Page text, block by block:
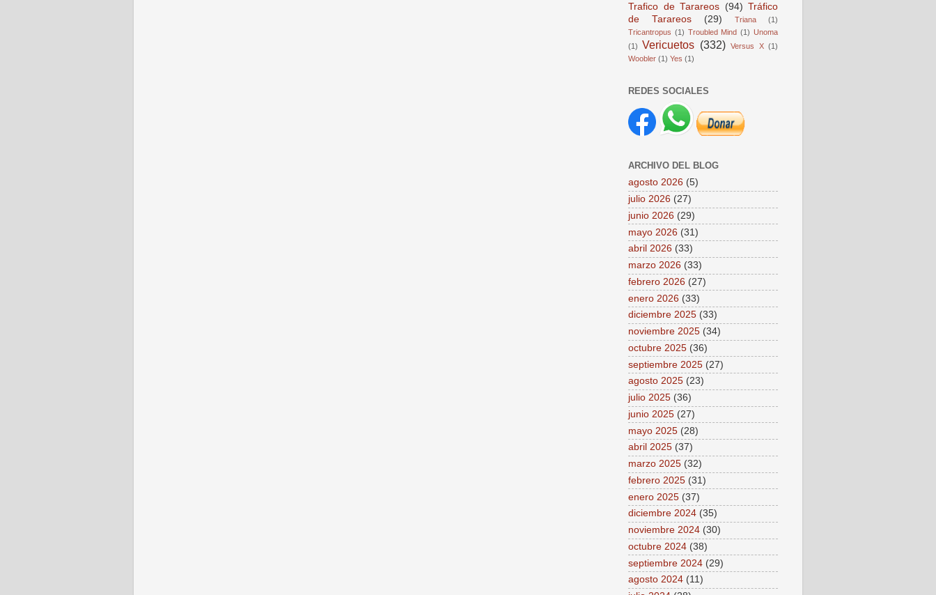
Trafico de Tarareos (94) Tráfico
de Tarareos
(29) Triana
(1)
Tricantropus (1) Troubled Mind (1) Unoma
(1)
Vericuetos (332) Versus X (1)
Woobler (1) Yes (1)
REDES SOCIALES
ARCHIVO DEL BLOG
agosto 2026 (5)
julio 2026 (27)
junio 2026 (29)
mayo 2026 (31)
abril 2026 (33)
marzo 2026 (33)
febrero 2026 (27)
enero 2026 (33)
diciembre 2025 (33)
noviembre 2025 (34)
octubre 2025 (36)
septiembre 2025 (27)
agosto 2025 (23)
julio 2025 (36)
junio 2025 (27)
mayo 2025 (28)
abril 2025 (37)
marzo 2025 (32)
febrero 2025 (31)
enero 2025 (37)
diciembre 2024 (35)
noviembre 2024 (30)
octubre 2024 (38)
septiembre 2024 (29)
agosto 2024 (11)